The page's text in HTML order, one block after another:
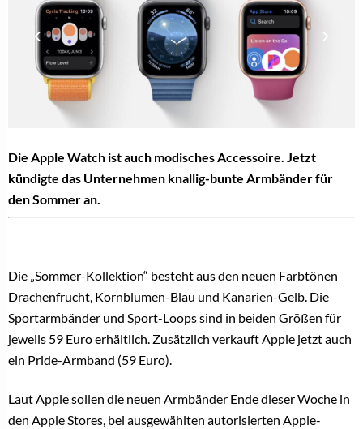
Die Apple Watch ist auch modisches Accessoire. Jetzt
kündigte das Unternehmen knallig-bunte Armbänder für
den Sommer an.
Die „Sommer-Kollektion“ besteht aus den neuen Farbtönen
Drachenfrucht, Kornblumen-Blau und Kanarien-Gelb. Die
Sportarmbänder und Sport-Loops sind in beiden Größen für
jeweils 59 Euro erhältlich. Zusätzlich verkauft Apple jetzt auch
ein Pride-Armband (59 Euro).
Laut Apple sollen die neuen Armbänder Ende dieser Woche in
den Apple Stores, bei ausgewählten autorisierten Apple-